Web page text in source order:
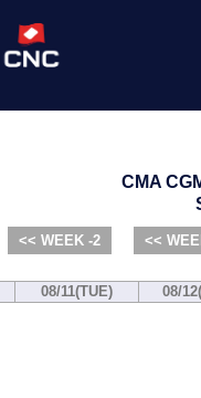
CMA
<< WEEK -2 <<
08/11(TUE) 08/